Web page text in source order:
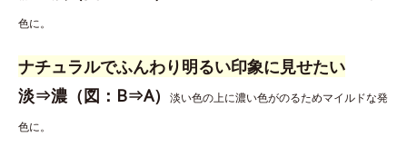
色に。
ナチュラルでふんわり明るい印象に見せたい
淡⇒濃（図：B⇒A）
淡い色の上に濃い色がのるためマイルドな発
色に。